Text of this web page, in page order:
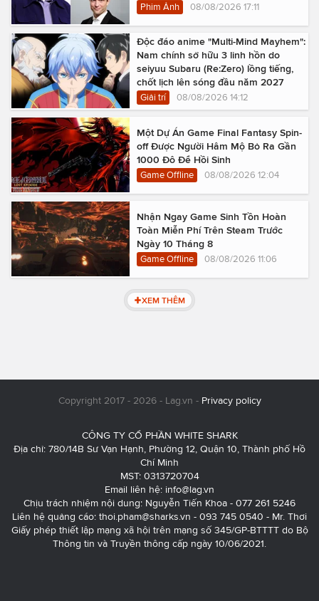
Phim Ảnh 08/08/2026 17:11
Độc đáo anime "Multi-Mind Mayhem":
Nam chính sở hữu 3 linh hồn do
seiyuu Subaru (Re:Zero) lồng tiếng,
chốt lịch lên sóng đầu năm 2027
Giải trí 08/08/2026 14:12
Một Dự Án Game Final Fantasy Spin-
off Được Người Hâm Mộ Bỏ Ra Gần
1000 Đô Để Hồi Sinh
Game Offline 08/08/2026 12:04
Nhận Ngay Game Sinh Tồn Hoàn
Toàn Miễn Phí Trên Steam Trước
Ngày 10 Tháng 8
Game Offline 08/08/2026 11:06
XEM THÊM
Copyright 2017 - 2026 - Lag.vn - Privacy policy
CÔNG TY CỔ PHẦN WHITE SHARK
Địa chỉ: 780/14B Sư Vạn Hạnh, Phường 12, Quận 10, Thành phố Hồ
Chí Minh
MST: 0313720704
Email liên hệ: info@lag.vn
Chịu trách nhiệm nội dung: Nguyễn Tiến Khoa - 077 261 5246
Liên hệ quảng cáo: thoi.pham@sharks.vn - 093 745 0540 - Mr. Thơi
Giấy phép thiết lập mạng xã hội trên mạng số 345/GP-BTTTT do Bộ
Thông tin và Truyền thông cấp ngày 10/06/2021.